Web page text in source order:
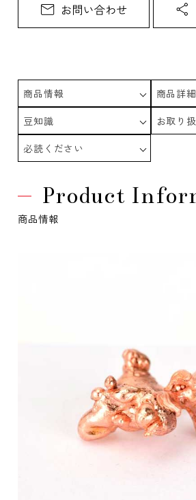
商品情報
商品詳細
豆知識
お取り
必読ください
Product
商品情報